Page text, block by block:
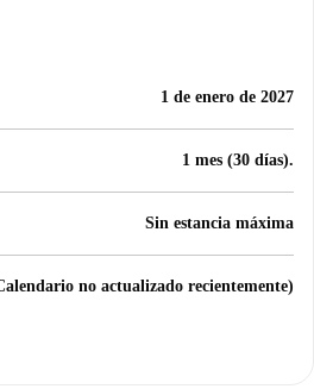
1 de enero de 2027
1 mes (30 días).
Sin estancia máxima
no actualizado recientemente)